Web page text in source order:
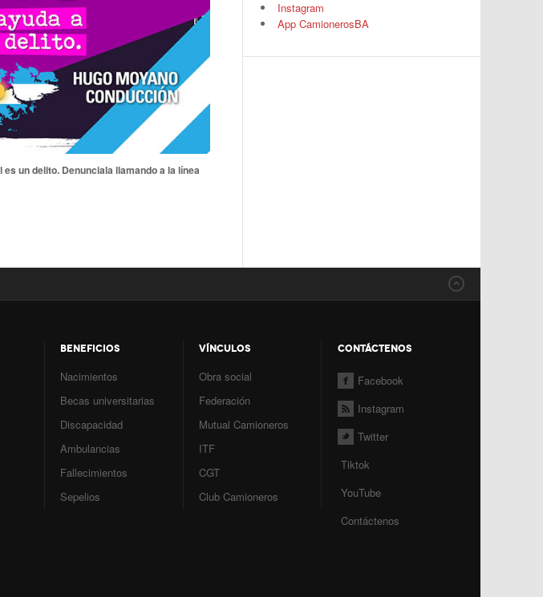
un delito. Denunciala llamando a la línea
Instagram
App CamionerosBA
BENEFICIOS
Nacimientos
Becas universitarias
Discapacidad
Ambulancias
Fallecimientos
Sepelios
VÍNCULOS
Obra social
Federación
Mutual Camioneros
ITF
CGT
Club Camioneros
CONTÁCTENOS
Facebook
Instagram
Twitter
Tiktok
YouTube
Contáctenos